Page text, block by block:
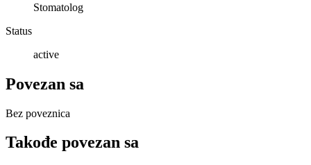
Stomatolog
Status
active
Povezan sa
Bez poveznica
Takođe povezan sa